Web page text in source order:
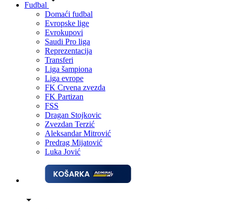
Fudbal
Domaći fudbal
Evropske lige
Evrokupovi
Saudi Pro liga
Reprezentacija
Transferi
Liga šampiona
Liga evrope
FK Crvena zvezda
FK Partizan
FSS
Dragan Stojkovic
Zvezdan Terzić
Aleksandar Mitrović
Predrag Mijatović
Luka Jović